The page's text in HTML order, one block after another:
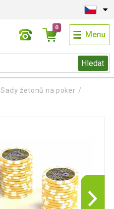
Hledat
0
Menu
Sady žetonů na poker